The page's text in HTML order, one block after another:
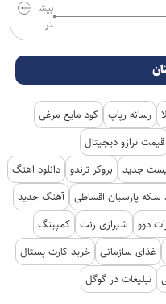
بیش
تر
رسانه رپاپ کود مایع مرغی
قیمت ترازو دیجیتال
جدید بروکر ترندو دانلود اهنگ
سکه پارسیان اقساطی آهنگ جدید
دوو شیرازی رنت کمپینگ
غذای سازمانی خرید کارت پستال
تبلیغات در گوگل